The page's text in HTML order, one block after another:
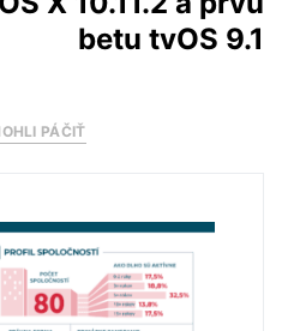
betu tvOS 9.1
PÁČIŤ